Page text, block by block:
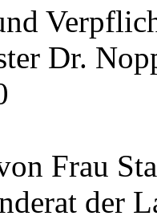
Dr.
Frau
der